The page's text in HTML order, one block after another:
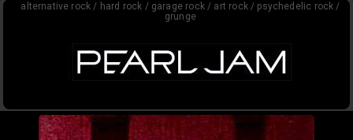
FEEEDBACK
alternative rock / hard rock / garage rock / art rock / psychedelic rock /
grunge